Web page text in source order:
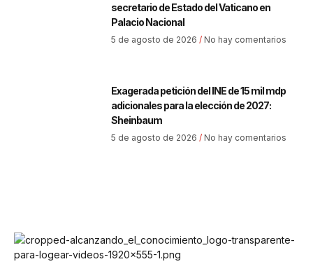
secretario de Estado del Vaticano en
Palacio Nacional
5 de agosto de 2026 No hay comentarios
Exagerada petición del INE de 15 mil mdp
adicionales para la elección de 2027:
Sheinbaum
5 de agosto de 2026 No hay comentarios